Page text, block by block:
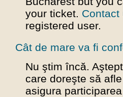
your ticket. Contact
registered user.
Cât de mare va fi
Nu ştim încă.
care doreşte să
asigura